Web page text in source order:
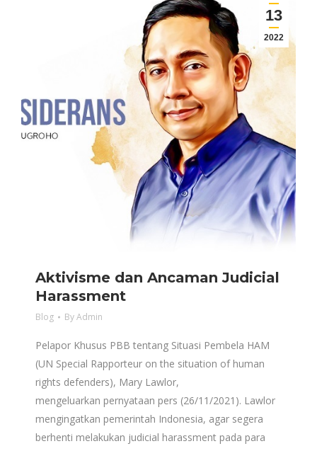
13
2022
Aktivisme dan Ancaman Judicial
Harassment
Blog ByAdmin
Pelapor Khusus PBB tentang Situasi Pembela HAM
(UN Special Rapporteur on the situation of human
rights defenders), Mary Lawlor,
mengeluarkan pernyataan pers (26/11/2021). Lawlor
mengingatkan pemerintah Indonesia, agar segera
berhenti melakukan judicial harassment pada para